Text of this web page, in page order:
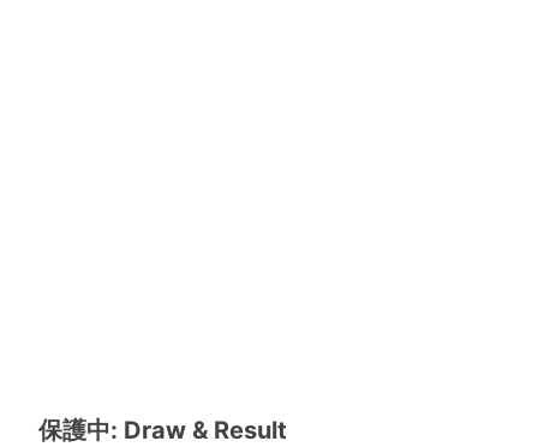
保護中: Draw & Result